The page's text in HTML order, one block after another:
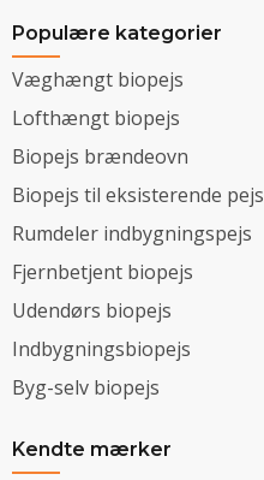
Populære kategorier
Væghængt biopejs
Lofthængt biopejs
Biopejs brændeovn
Biopejs til eksisterende pejs
Rumdeler indbygningspejs
Fjernbetjent biopejs
Udendørs biopejs
Indbygningsbiopejs
Byg-selv biopejs
Kendte mærker